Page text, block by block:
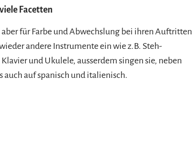
Facetten
für Farbe und Abwechslung bei ihren Auftritten
andere Instrumente ein wie z.B. Steh-
und Ukulele, ausserdem singen sie, neben
auch auf spanisch und italienisch.